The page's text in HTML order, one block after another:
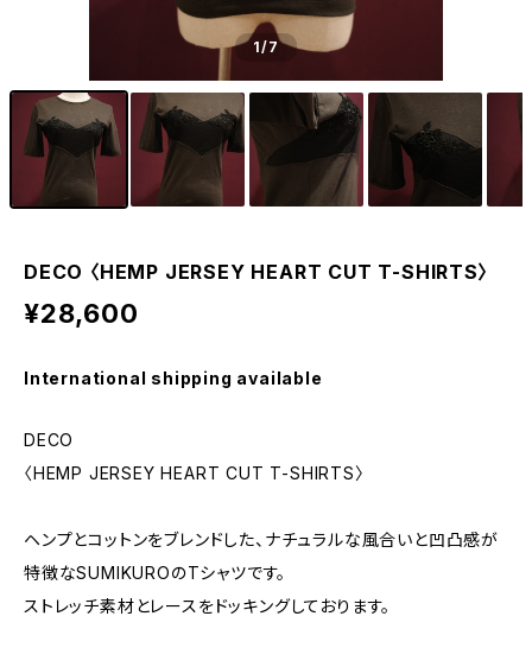
1/7
DECO 〈HEMP JERSEY HEART CUT T-SHIRTS〉
¥28,600
International shipping available
DECO
〈HEMP JERSEY HEART CUT T-SHIRTS〉
ヘンプとコットンをブレンドした、ナチュラルな風合いと凹凸感が
特徴なSUMIKUROのTシャツです。
ストレッチ素材とレースをドッキングしております。